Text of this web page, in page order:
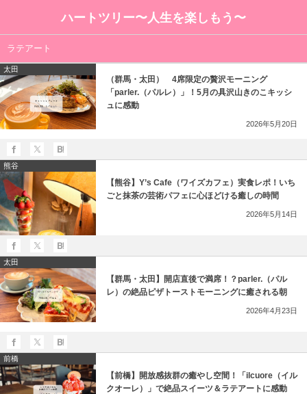
ハートツリー〜人生を楽しもう〜
ラテアート
太田
（群馬・太田） 4席限定の贅沢モーニング
「parler.（パルレ）」！5月の具沢山きのこキッシ
ュに感動
2026年5月20日
熊谷
【熊谷】Y’s Cafe（ワイズカフェ）実食レポ！いち
ごと抹茶の芸術パフェに心ほどける癒しの時間
2026年5月14日
太田
【群馬・太田】開店直後で満席！？parler.（パル
レ）の絶品ピザトーストモーニングに癒される朝
2026年4月23日
前橋
【前橋】開放感抜群の癒やし空間！「ilcuore（イル
クオーレ）」で絶品スイーツ＆ラテアートに感動